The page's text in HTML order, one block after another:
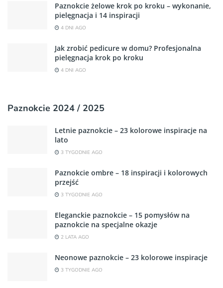
Paznokcie żelowe krok po kroku – wykonanie,
pielęgnacja i 14 inspiracji
4 DNI AGO
Jak zrobić pedicure w domu? Profesjonalna
pielęgnacja krok po kroku
4 DNI AGO
Paznokcie 2024 / 2025
Letnie paznokcie – 23 kolorowe inspiracje na
lato
3 TYGODNIE AGO
Paznokcie ombre – 18 inspiracji i kolorowych
przejść
3 TYGODNIE AGO
Eleganckie paznokcie – 15 pomysłów na
paznokcie na specjalne okazje
2 LATA AGO
Neonowe paznokcie – 23 kolorowe inspiracje
3 TYGODNIE AGO